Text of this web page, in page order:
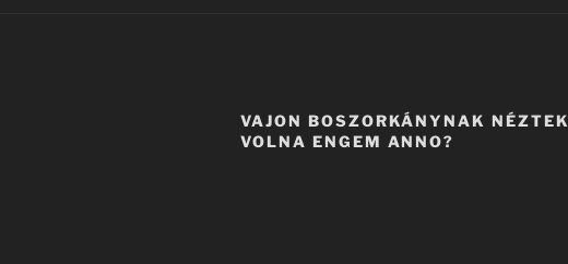
VAJON BOSZORKÁNYNAK NÉZTEK
VOLNA ENGEM ANNO?